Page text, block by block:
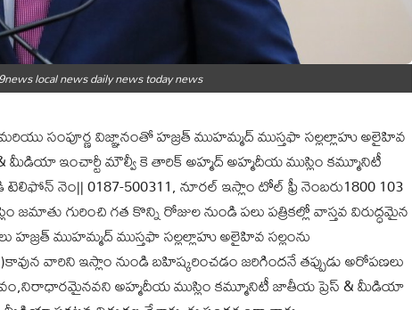
local news daily news today news
సంపూర్ణ విజ్ఞానంతో హజ్రత్ ముహమ్మద్ ముస్తఫా సల్లల్లాహు అలైహివ
మీడియా ఇంచార్టీ మౌల్వీ కె తారిక్ అహ్మద్ అహ్మదీయ ముస్లిం కమ్మూనిటీ
నెం|| 0187-500311, నూరల్ ఇస్లాం టోల్ ఫ్రీ నెంబరు1800 103
గురించి గత కొన్ని రోజుల నుండి పలు పత్రికల్లో వాస్తవ విరుద్ధమైన
హజ్రత్ ముహమ్మద్ ముస్తఫా సల్లల్లాహు అలైహివ సల్లంను
వారిని ఇస్లాం నుండి బహిష్కరించడం జరిగిందనే తప్పుడు అరోపణలు
అహ్మదీయ ముస్లిం కమ్మూనిటీ జాతీయ ప్రెస్ & మీడియా